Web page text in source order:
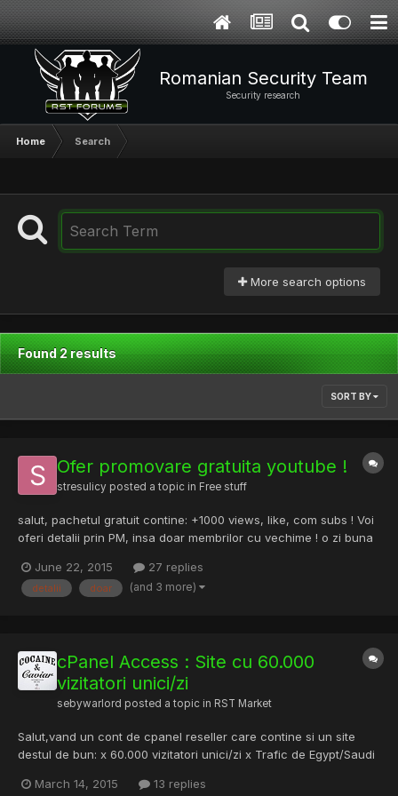
Romanian Security Team
Security research
Home Search
More search options
Found 2 results
SORT BY
Ofer promovare gratuita youtube !
stresulicy posted a topic in Free stuff
salut, pachetul gratuit contine: +1000 views, like, com subs ! Voi
oferi detalii prin PM, insa doar membrilor cu vechime ! o zi buna
June 22, 2015 27 replies
detalii doar (and 3 more)
cPanel Access : Site cu 60.000
vizitatori unici/zi
sebywarlord posted a topic in RST Market
Salut,vand un cont de cpanel reseller care contine si un site
destul de bun: x 60.000 vizitatori unici/zi x Trafic de Egypt/Saudi
dau doar prin mesaj privat,persoanelor de incredere. Pot oferi
March 14, 2015 13 replies